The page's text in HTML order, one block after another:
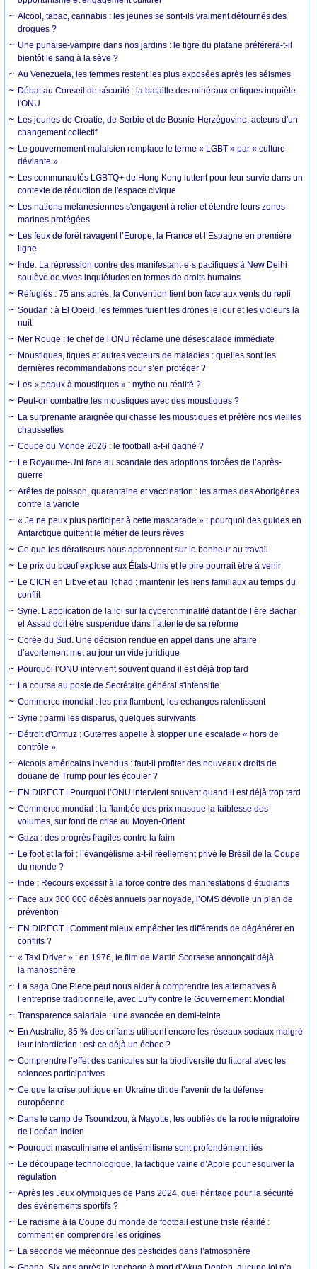
Alcool, tabac, cannabis : les jeunes se sont-ils vraiment détournés des
drogues ?
Une punaise-vampire dans nos jardins : le tigre du platane préférera-t-il
bientôt le sang à la sève ?
Au Venezuela, les femmes restent les plus exposées après les séismes
Débat au Conseil de sécurité : la bataille des minéraux critiques inquiète
l'ONU
Les jeunes de Croatie, de Serbie et de Bosnie-Herzégovine, acteurs d'un
changement collectif
Le gouvernement malaisien remplace le terme « LGBT » par « culture
déviante »
Les communautés LGBTQ+ de Hong Kong luttent pour leur survie dans un
contexte de réduction de l'espace civique
Les nations mélanésiennes s'engagent à relier et étendre leurs zones
marines protégées
Les feux de forêt ravagent l’Europe, la France et l’Espagne en première
ligne
Inde. La répression contre des manifestant·e·s pacifiques à New Delhi
soulève de vives inquiétudes en termes de droits humains
Réfugiés : 75 ans après, la Convention tient bon face aux vents du repli
Soudan : à El Obeid, les femmes fuient les drones le jour et les violeurs la
nuit
Mer Rouge : le chef de l’ONU réclame une désescalade immédiate
Moustiques, tiques et autres vecteurs de maladies : quelles sont les
dernières recommandations pour s’en protéger ?
Les « peaux à moustiques » : mythe ou réalité ?
Peut-on combattre les moustiques avec des moustiques ?
La surprenante araignée qui chasse les moustiques et préfère nos vieilles
chaussettes
Coupe du Monde 2026 : le football a-t-il gagné ?
Le Royaume-Uni face au scandale des adoptions forcées de l’après-
guerre
Arêtes de poisson, quarantaine et vaccination : les armes des Aborigènes
contre la variole
« Je ne peux plus participer à cette mascarade » : pourquoi des guides en
Antarctique quittent le métier de leurs rêves
Ce que les dératiseurs nous apprennent sur le bonheur au travail
Le prix du bœuf explose aux États-Unis et le pire pourrait être à venir
Le CICR en Libye et au Tchad : maintenir les liens familiaux au temps du
conflit
Syrie. L’application de la loi sur la cybercriminalité datant de l’ère Bachar
el Assad doit être suspendue dans l’attente de sa réforme
Corée du Sud. Une décision rendue en appel dans une affaire
d’avortement met au jour un vide juridique
Pourquoi l’ONU intervient souvent quand il est déjà trop tard
La course au poste de Secrétaire général s'intensifie
Commerce mondial : les prix flambent, les échanges ralentissent
Syrie : parmi les disparus, quelques survivants
Détroit d'Ormuz : Guterres appelle à stopper une escalade « hors de
contrôle »
Alcools américains invendus : faut-il profiter des nouveaux droits de
douane de Trump pour les écouler ?
EN DIRECT | Pourquoi l’ONU intervient souvent quand il est déjà trop tard
Commerce mondial : la flambée des prix masque la faiblesse des
volumes, sur fond de crise au Moyen-Orient
Gaza : des progrès fragiles contre la faim
Le foot et la foi : l’évangélisme a-t-il réellement privé le Brésil de la Coupe
du monde ?
Inde : Recours excessif à la force contre des manifestations d’étudiants
Face aux 300 000 décès annuels par noyade, l’OMS dévoile un plan de
prévention
EN DIRECT | Comment mieux empêcher les différends de dégénérer en
conflits ?
« Taxi Driver » : en 1976, le film de Martin Scorsese annonçait déjà
la manosphère
La saga One Piece peut nous aider à comprendre les alternatives à
l’entreprise traditionnelle, avec Luffy contre le Gouvernement Mondial
Transparence salariale : une avancée en demi-teinte
En Australie, 85 % des enfants utilisent encore les réseaux sociaux malgré
leur interdiction : est-ce déjà un échec ?
Comprendre l’effet des canicules sur la biodiversité du littoral avec les
sciences participatives
Ce que la crise politique en Ukraine dit de l’avenir de la défense
européenne
Dans le camp de Tsoundzou, à Mayotte, les oubliés de la route migratoire
de l’océan Indien
Pourquoi masculinisme et antisémitisme sont profondément liés
Le découpage technologique, la tactique vaine d’Apple pour esquiver la
régulation
Après les Jeux olympiques de Paris 2024, quel héritage pour la sécurité
des évènements sportifs ?
Le racisme à la Coupe du monde de football est une triste réalité :
comment en comprendre les origines
La seconde vie méconnue des pesticides dans l’atmosphère